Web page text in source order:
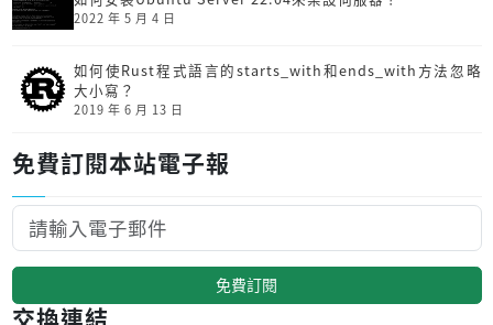
2022 年 5 月 4 日
如何使Rust程式語言的starts_with和ends_with方法忽略
大小寫？
2019 年 6 月 13 日
免費訂閱本站電子報
免費訂閱
交換連結